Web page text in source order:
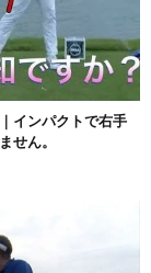
インパクトで右手
せん。